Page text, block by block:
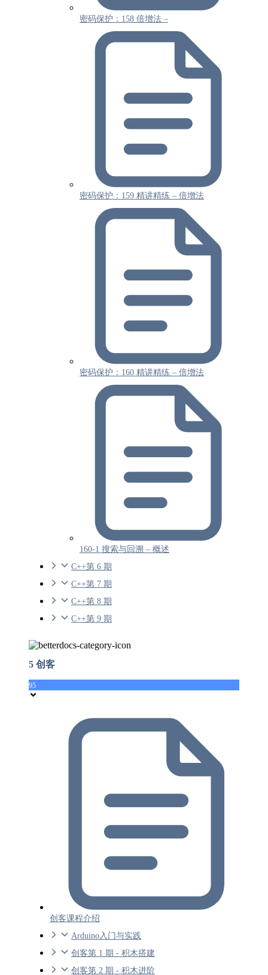
密码保护：158 倍增法 –
密码保护：159 精讲精练 – 倍增法
密码保护：160 精讲精练 – 倍增法
160-1 搜索与回溯 – 概述
C++第 6 期
C++第 7 期
C++第 8 期
C++第 9 期
5 创客
95
创客课程介绍
Arduino入门与实践
创客第 1 期 - 积木搭建
创客第 2 期 - 积木进阶